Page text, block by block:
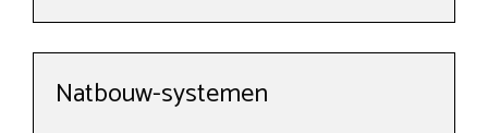
Natbouw-systemen